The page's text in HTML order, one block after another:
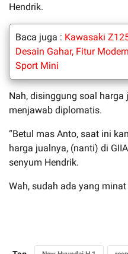
Hendrik.
Baca juga : Kawasaki
Desain Gahar, Fitur
Sport Mini
Nah, disinggung soal harga
menjawab diplomatis.
“Betul mas Anto, saat ini
harga jualnya, (nanti) di
senyum Hendrik.
Wah, sudah ada yang